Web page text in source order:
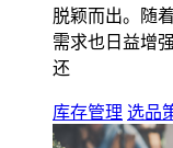
脱颖而出。随
需求也日益增
还
库存管理 选品